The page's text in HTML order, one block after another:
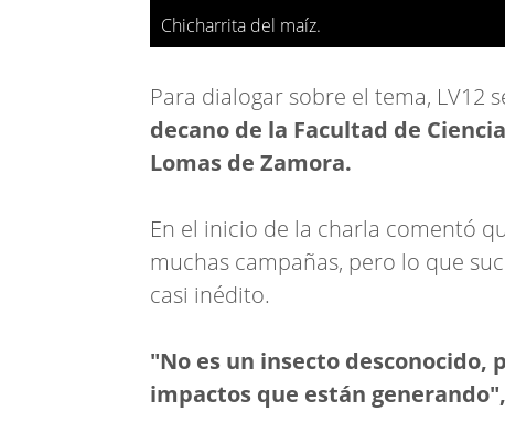
Chicharrita del maíz.
Para dialogar sobre el tema, LV12
decano de la Facultad de
Lomas de Zamora.
En el inicio de la charla comentó
muchas campañas, pero lo que
casi inédito.
"No es un insecto desconocido,
impactos que están generando",